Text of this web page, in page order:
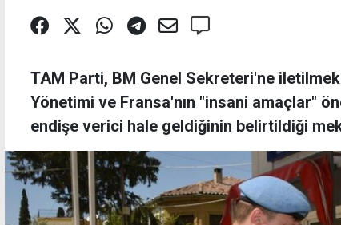
TAM Parti, BM Genel Sekreteri'ne
Yönetimi ve Fransa'nın "insani amaçlar"
endişe verici hale geldiğinin belirtildiği